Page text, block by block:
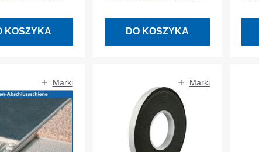
KOSZYKA DO KOSZYKA
Marki Marki